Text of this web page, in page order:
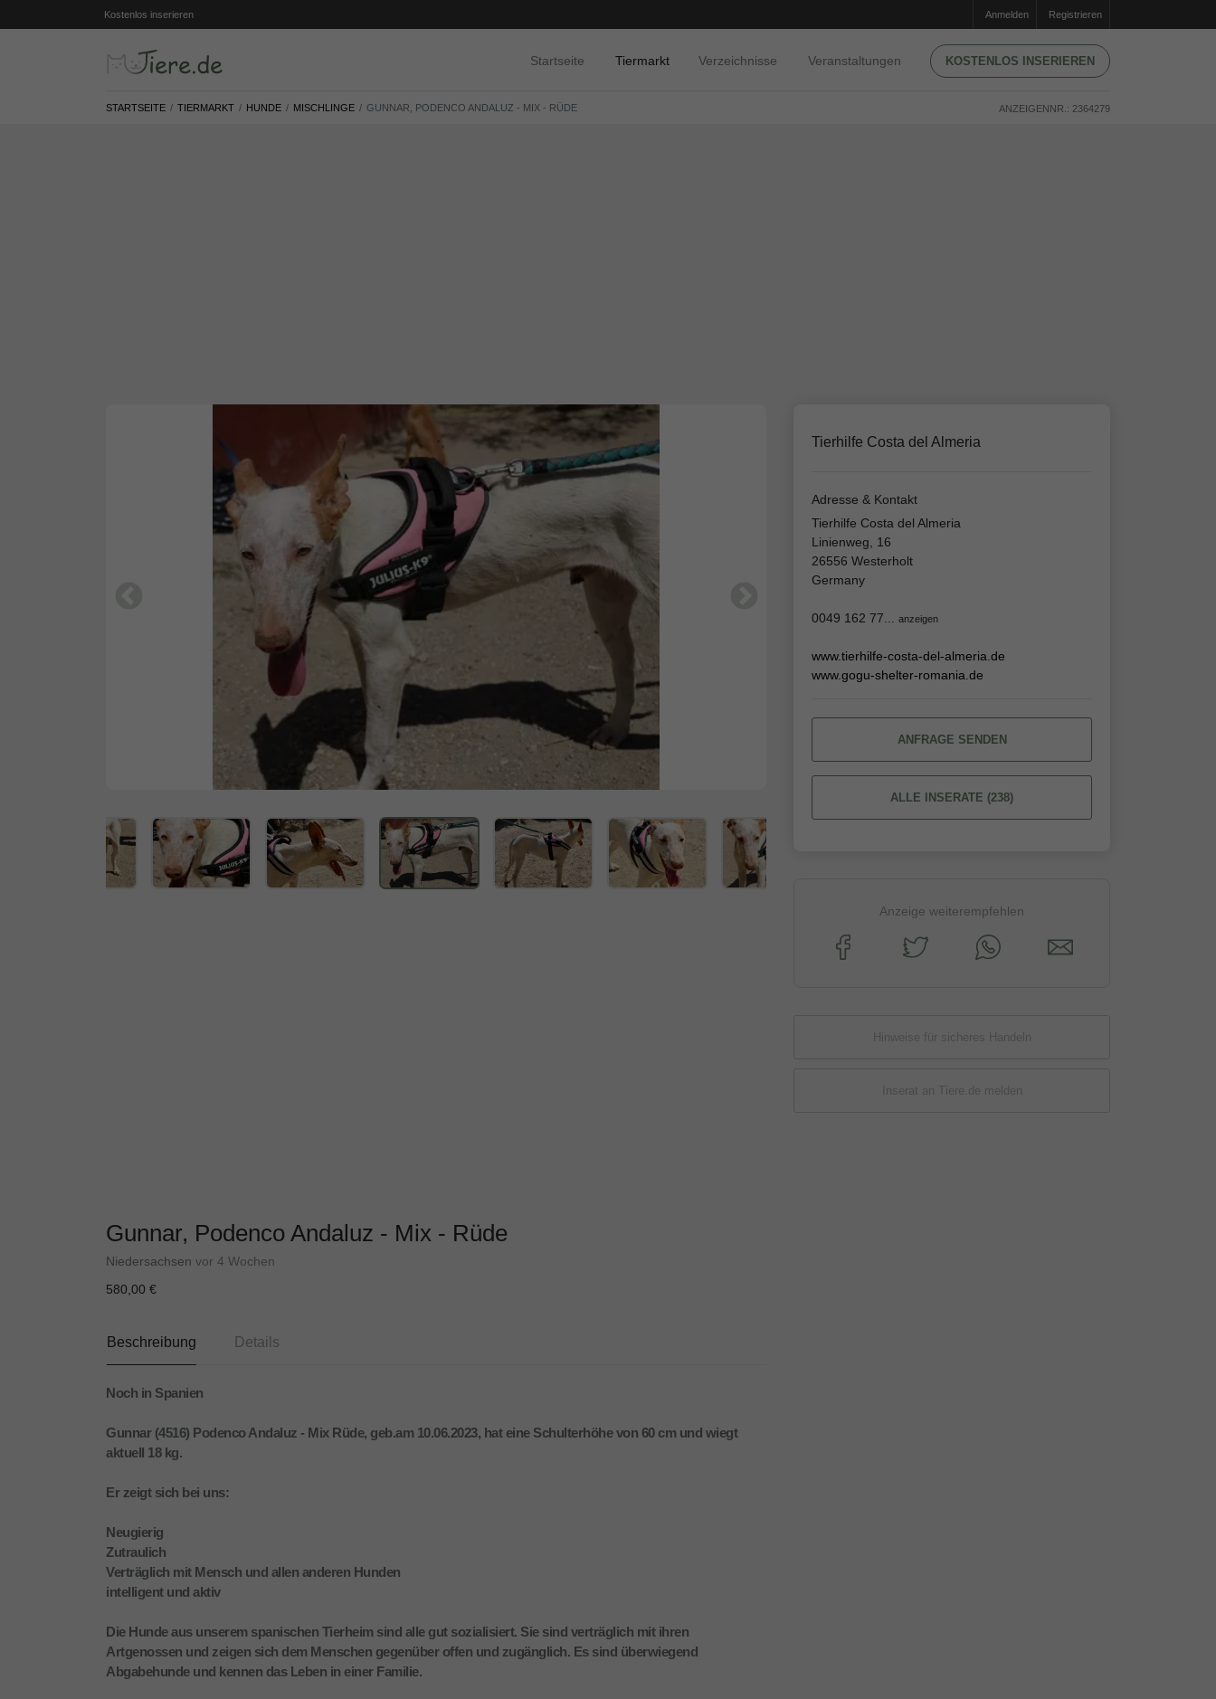
Kostenlos inserieren Anmelden Registrieren
Startseite Tiermarkt Verzeichnisse Veranstaltungen KOSTENLOS INSERIEREN
STARTSEITE TIERMARKT HUNDE MISCHLINGE GUNNAR, PODENCO ANDALUZ - MIX - RÜDE ANZEIGENNR.: 2364279
Gunnar, Podenco Andaluz - Mix - Rüde
Niedersachsen vor 4 Wochen
580,00 €
Beschreibung Details
Noch in Spanien
Gunnar (4516) Podenco Andaluz - Mix Rüde, geb.am 10.06.2023, hat eine Schulterhöhe von 60 cm und wiegt
aktuell 18 kg.
Er zeigt sich bei uns:
Neugierig
Zutraulich
Verträglich mit Mensch und allen anderen Hunden
intelligent und aktiv
Die Hunde aus unserem spanischen Tierheim sind alle gut sozialisiert. Sie sind verträglich mit ihren
Artgenossen und zeigen sich dem Menschen gegenüber offen und zugänglich. Es sind überwiegend
Abgabehunde und kennen das Leben in einer Familie.
Tierhilfe Costa del Almeria
Adresse & Kontakt
Tierhilfe Costa del Almeria
Linienweg, 16
26556 Westerholt
Germany
0049 162 77... anzeigen
www.tierhilfe-costa-del-almeria.de
www.gogu-shelter-romania.de
ANFRAGE SENDEN
ALLE INSERATE (238)
Anzeige weiterempfehlen
Hinweise für sicheres Handeln
Inserat an Tiere.de melden